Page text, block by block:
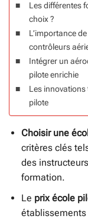
Les différentes
choix ?
L’importance
contrôleurs
Intégrer un
pilote enrichie
Les
pilote
Choisir une
critères clés
des
formation.
Le prix école